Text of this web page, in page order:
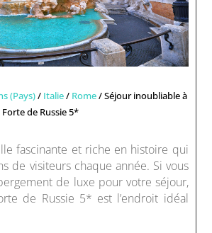
(Pays)/ Italie/ Rome/ Séjour inoubliable à
de Russie 5*
fascinante et riche en histoire qui
de visiteurs chaque année. Si vous
de luxe pour votre séjour,
de Russie 5* est l’endroit idéal